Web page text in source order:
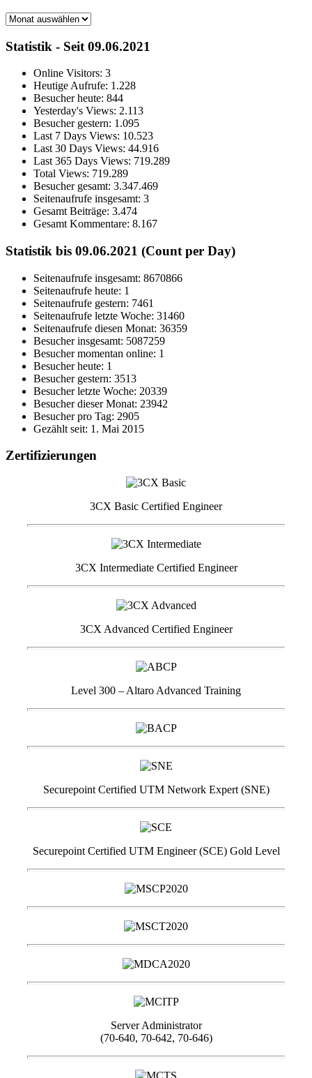
Archiv
Statistik - Seit 09.06.2021
Online Visitors: 3
Heutige Aufrufe: 1.228
Besucher heute: 844
Yesterday's Views: 2.113
Besucher gestern: 1.095
Last 7 Days Views: 10.523
Last 30 Days Views: 44.916
Last 365 Days Views: 719.289
Total Views: 719.289
Besucher gesamt: 3.347.469
Seitenaufrufe insgesamt: 3
Gesamt Beiträge: 3.474
Gesamt Kommentare: 8.167
Statistik bis 09.06.2021 (Count per Day)
Seitenaufrufe insgesamt: 8670866
Seitenaufrufe heute: 1
Seitenaufrufe gestern: 7461
Seitenaufrufe letzte Woche: 31460
Seitenaufrufe diesen Monat: 36359
Besucher insgesamt: 5087259
Besucher momentan online: 1
Besucher heute: 1
Besucher gestern: 3513
Besucher letzte Woche: 20339
Besucher dieser Monat: 23942
Besucher pro Tag: 2905
Gezählt seit: 1. Mai 2015
Zertifizierungen
3CX Basic Certified Engineer
3CX Intermediate Certified Engineer
3CX Advanced Certified Engineer
Level 300 – Altaro Advanced Training
Securepoint Certified UTM Network Expert (SNE)
Securepoint Certified UTM Engineer (SCE) Gold Level
Server Administrator
(70-640, 70-642, 70-646)